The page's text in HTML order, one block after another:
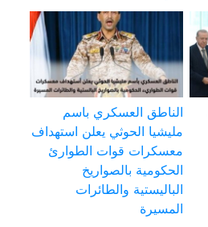
الناطق العسكري باسم
مليشيا الحوثي يعلن استهداف
معسكرات قوات الطوارئ
الحكومية بالصواريخ
الباليستية والطائرات
المسيرة